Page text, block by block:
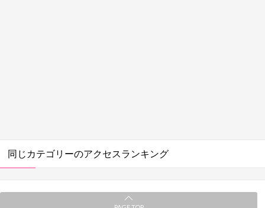
同じカテゴリーのアクセスランキング